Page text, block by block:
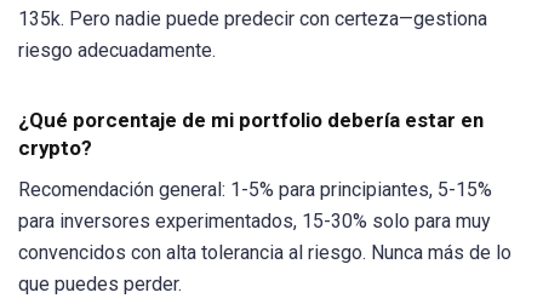
135k. Pero nadie puede predecir con certeza—gestiona
riesgo adecuadamente.
¿Qué porcentaje de mi portfolio debería estar en
crypto?
Recomendación general: 1-5% para principiantes, 5-15%
para inversores experimentados, 15-30% solo para muy
convencidos con alta tolerancia al riesgo. Nunca más de lo
que puedes perder.